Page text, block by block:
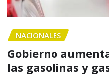
NACIONALES
Gobierno
las gasolinas y